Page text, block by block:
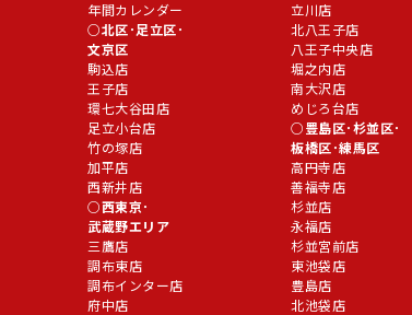
年間カレンダー
北区･足立区･
文京区
駒込店
王子店
環七大谷田店
足立小台店
竹の塚店
加平店
西新井店
西東京･
武蔵野エリア
三鷹店
調布東店
調布インター店
府中店
立川店
北八王子店
八王子中央店
堀之内店
南大沢店
めじろ台店
豊島区･杉並区･
板橋区･練馬区
高円寺店
善福寺店
杉並店
永福店
杉並宮前店
東池袋店
豊島店
北池袋店